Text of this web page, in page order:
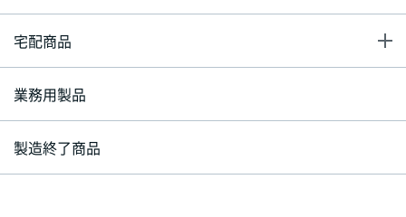
宅配商品
業務用製品
製造終了商品